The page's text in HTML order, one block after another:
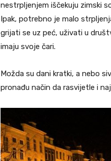
nestrpljenjem iščekuju zimski
Ipak, potrebno je malo
grijati se uz peć, uživati u
imaju svoje čari.
Možda su dani kratki, a nebo
pronađu način da rasvijetle i